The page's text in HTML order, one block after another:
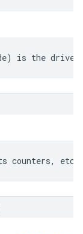
is the
counters, etc.